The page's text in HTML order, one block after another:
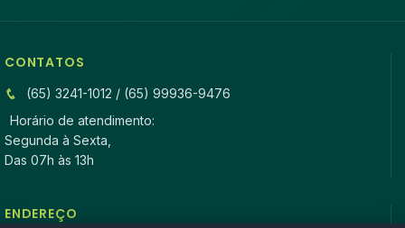
CONTATOS
(65) 3241-1012 / (65) 99936-9476
Horário de atendimento:
Segunda à Sexta,
Das 07h às 13h
ENDEREÇO